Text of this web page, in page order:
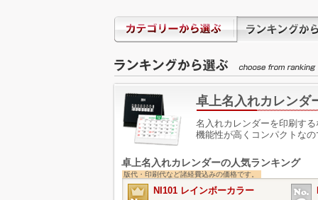
卓上名入れカレンダ
名入れカレンダーを印刷す
機能性が高くコンパクトな
卓上名入れカレンダーの人気ランキング
版代・印刷代など諸経費込みの価格です。
NI101 レインボーカラー